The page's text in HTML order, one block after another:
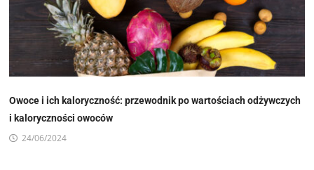
Owoce i ich kaloryczność: przewodnik po wartościach odżywczych
i kaloryczności owoców
24/06/2024